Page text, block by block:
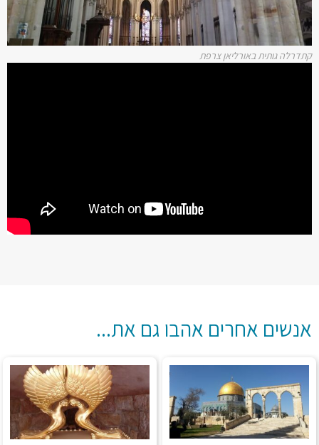
גותית באורליאן צרפת
אחרים אהבו גם את...